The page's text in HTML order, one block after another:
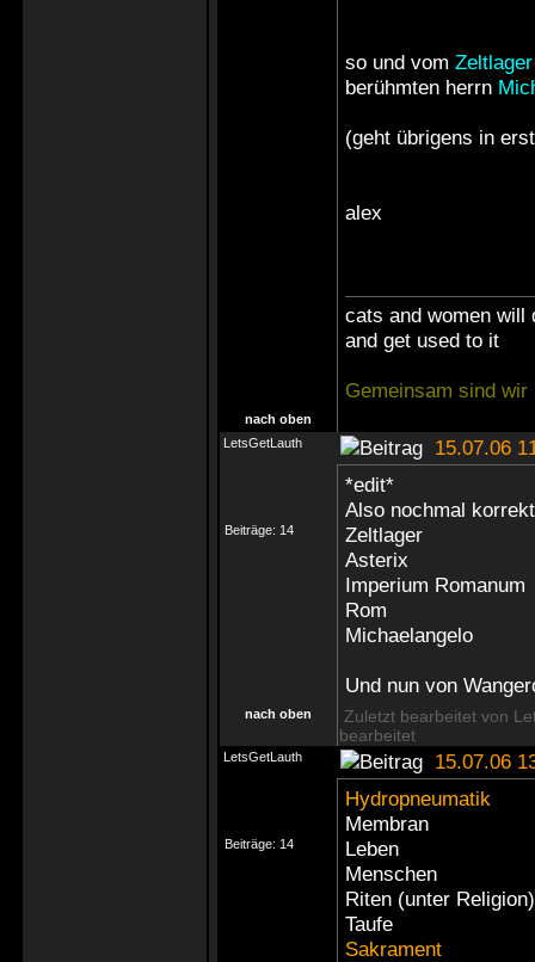
so und vom Zeltlager
berühmten herrn
(geht übrigens in
alex
cats and women will
and get used to it
Gemeinsam sind
nach oben
LetsGetLauth
15.07.06
Beiträge: 14
*edit*
Also nochmal
Zeltlager
Asterix
Imperium Romanum
Rom
Michaelangelo
Und nun von
nach oben
Zuletzt bearbeitet von
bearbeitet
LetsGetLauth 15.07.06
Beiträge: 14
Hydropneumatik
Membran
Leben
Menschen
Riten (unter Religion)
Taufe
Sakrament